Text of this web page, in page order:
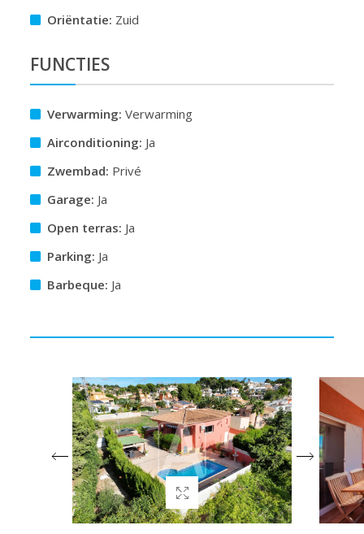
Oriëntatie: Zuid
FUNCTIES
Verwarming: Verwarming
Airconditioning: Ja
Zwembad: Privé
Garage: Ja
Open terras: Ja
Parking: Ja
Barbeque: Ja